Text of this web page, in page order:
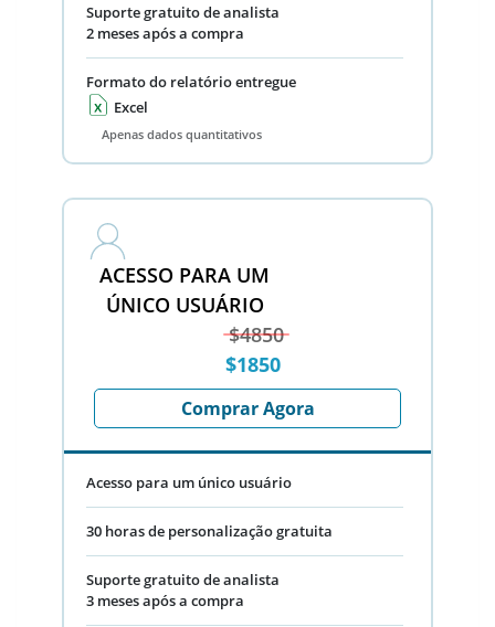
Suporte gratuito de analista
2 meses após a compra
Formato do relatório entregue
Excel
Apenas dados quantitativos
ACESSO PARA UM
ÚNICO USUÁRIO
$4850
$1850
Comprar Agora
Acesso para um único usuário
30 horas de personalização gratuita
Suporte gratuito de analista
3 meses após a compra